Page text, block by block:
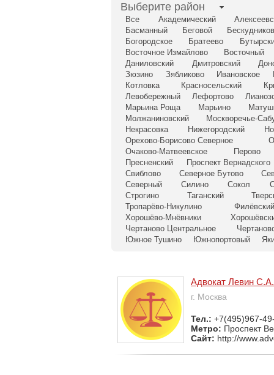
Выберите район
Все Академический
Басманный
Беговой
Богородское
Братеево
Восточное Измайлово
Восточный
Даниловский
Дмитровский
Зюзино
Зябликово Ивановское
Котловка
Красносельский
Левобережный
Лефортово
Марьина Роща
Марьино
Молжаниновский
Москворечье-
Некрасовка
Нижегородский
Орехово-Борисово Северное
Очаково-Матвеевское
Перово
Пресненский
Проспект Вернадского
Свиблово
Северное Бутово
Северный
Силино Сокол
Строгино
Таганский
Тропарёво-Никулино
Хорошёво-Мнёвники
Чертаново Центральное
Южное Тушино
Южнопортовый
Адвокат Левин С.А.
г. Москва
Тел.: +7(495)967-
Метро: Проспект
Сайт: http://